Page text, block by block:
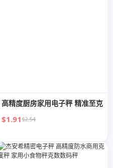
高精度厨房家用电子秤 精准至克
$1.91$2.54